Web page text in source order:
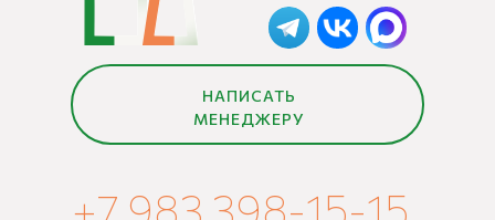
НАПИСАТЬ
МЕНЕДЖЕРУ
+7 983 398-15-15